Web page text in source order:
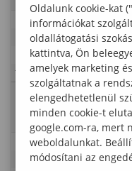
Leírás
Időpont
2024-02-01
Kategória
Lámfalussy
Típus
Tanulmányi
Esemény
neve
Leírás
Időpont
2024-02-01
Oldalunk cookie-kat
információkat
oldallátogatási
kattintva, Ön
amelyek marketing
szolgáltatnak a
elengedhetetlenül
minden cookie-t
google.com-ra, mert
weboldalunkat.
módosítani az